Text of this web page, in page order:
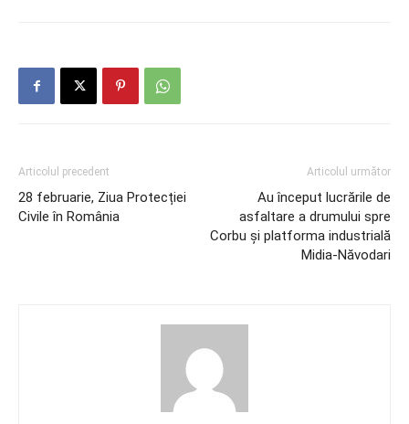
Articolul precedent
28 februarie, Ziua Protecției
Civile în România
Articolul următor
Au început lucrările de
asfaltare a drumului spre
Corbu și platforma industrială
Midia-Năvodari